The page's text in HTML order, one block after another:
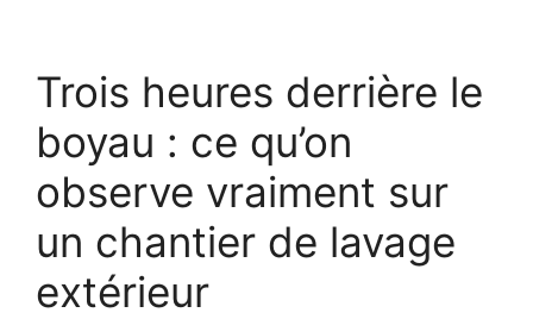
Trois heures derrière le
boyau : ce qu’on
observe vraiment sur
un chantier de lavage
extérieur